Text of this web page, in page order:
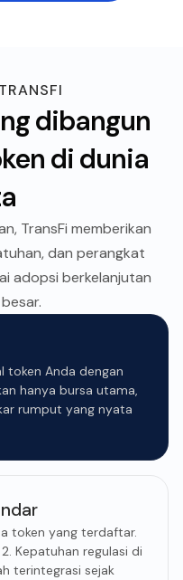
dibangun
di dunia
TransFi memberikan
dan perangkat
adopsi berkelanjutan
token Anda dengan
hanya bursa utama,
rumput yang nyata
token yang terdaftar.
Kepatuhan regulasi di
terintegrasi sejak